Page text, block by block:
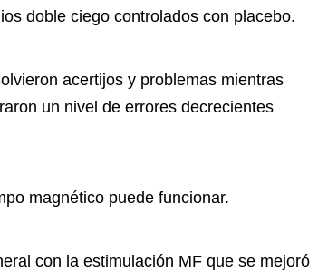
doble ciego controlados con placebo.
acertijos y problemas mientras
un nivel de errores decrecientes
magnético puede funcionar.
con la estimulación MF que se mejoró